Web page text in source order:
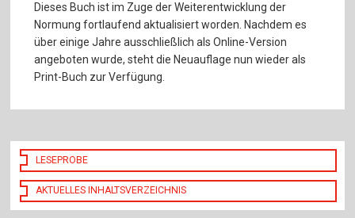
Dieses Buch ist im Zuge der Weiterentwicklung der
Normung fortlaufend aktualisiert worden. Nachdem es
über einige Jahre ausschließlich als Online-Version
angeboten wurde, steht die Neuauflage nun wieder als
Print-Buch zur Verfügung.
LESEPROBE
AKTUELLES INHALTSVERZEICHNIS